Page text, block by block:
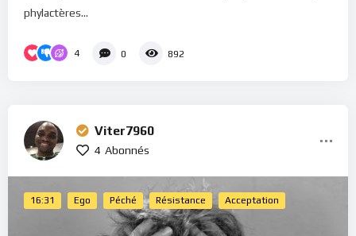
phylactères...
4 0 892
Viter7960
4 Abonnés
16:31 Ego Péché Résistance Acceptation